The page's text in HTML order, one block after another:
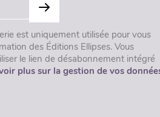
est uniquement utilisée pour vous
des Éditions Ellipses. Vous
le lien de désabonnement intégré
plus sur la gestion de vos